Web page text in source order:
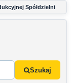
Spółdzielni
Szukaj